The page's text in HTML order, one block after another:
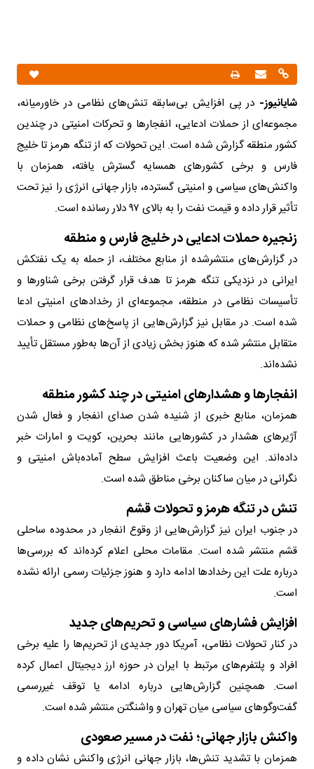
شایانیوز- در پی افزایش بی‌سابقه تنش‌های نظامی در خاورمیانه،
مجموعه‌ای از حملات ادعایی، انفجارها و تحرکات امنیتی در چندین
کشور منطقه گزارش شده است. این تحولات که از تنگه هرمز تا خلیج
فارس و برخی کشورهای همسایه گسترش یافته، همزمان با
واکنش‌های سیاسی و امنیتی گسترده، بازار جهانی انرژی را نیز تحت
تأثیر قرار داده و قیمت نفت را به بالای ۹۷ دلار رسانده است.
زنجیره حملات ادعایی در خلیج فارس و منطقه
در گزارش‌های منتشرشده از منابع مختلف، از حمله به یک نفتکش
ایرانی در نزدیکی تنگه هرمز تا هدف قرار گرفتن برخی شناورها و
تأسیسات نظامی در منطقه، مجموعه‌ای از رخدادهای امنیتی ادعا
شده است. در مقابل نیز گزارش‌هایی از پاسخ‌های نظامی و حملات
متقابل منتشر شده که هنوز بخش زیادی از آن‌ها به‌طور مستقل تأیید
نشده‌اند.
انفجارها و هشدارهای امنیتی در چند کشور منطقه
همزمان، منابع خبری از شنیده شدن صدای انفجار و فعال شدن
آژیرهای هشدار در کشورهایی مانند بحرین، کویت و امارات خبر
داده‌اند. این وضعیت باعث افزایش سطح آماده‌باش امنیتی و
نگرانی در میان ساکنان برخی مناطق شده است.
تنش در تنگه هرمز و تحولات قشم
در جنوب ایران نیز گزارش‌هایی از وقوع انفجار در محدوده ساحلی
قشم منتشر شده است. مقامات محلی اعلام کرده‌اند که بررسی‌ها
درباره علت این رخدادها ادامه دارد و هنوز جزئیات رسمی ارائه نشده
است.
افزایش فشارهای سیاسی و تحریم‌های جدید
در کنار تحولات نظامی، آمریکا دور جدیدی از تحریم‌ها را علیه برخی
افراد و پلتفرم‌های مرتبط با ایران در حوزه ارز دیجیتال اعمال کرده
است. همچنین گزارش‌هایی درباره ادامه یا توقف غیررسمی
گفت‌وگوهای سیاسی میان تهران و واشنگتن منتشر شده است.
واکنش بازار جهانی؛ نفت در مسیر صعودی
همزمان با تشدید تنش‌ها، بازار جهانی انرژی واکنش نشان داده و